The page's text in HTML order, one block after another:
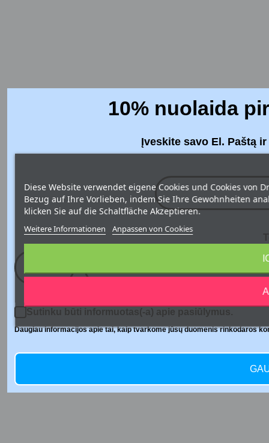
Diese Website verwendet eigene Cookies und Cookies
Bezug auf Ihre Vorlieben, indem Sie Ihre Gewohnheiten
klicken Sie auf die Schaltfläche Akzeptieren.
Weitere Informationen Anpassen von Cookies
10% nuolaida
Įveskite savo El. Paštą
Sutinku būti informuotas(-a) apie pasiūlymus.
Daugiau informacijos apie tai, kaip tvarkome jūsų duomenis rinkodaros